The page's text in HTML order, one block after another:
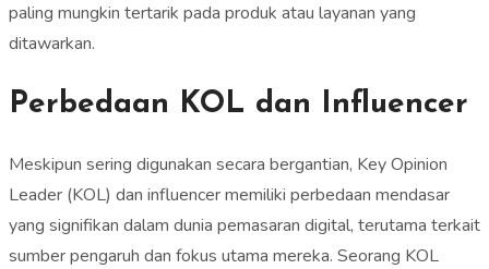
paling mungkin tertarik pada produk atau layanan yang
ditawarkan.
Perbedaan KOL dan Influencer
Meskipun sering digunakan secara bergantian, Key Opinion
Leader (KOL) dan influencer memiliki perbedaan mendasar
yang signifikan dalam dunia pemasaran digital, terutama terkait
sumber pengaruh dan fokus utama mereka. Seorang KOL